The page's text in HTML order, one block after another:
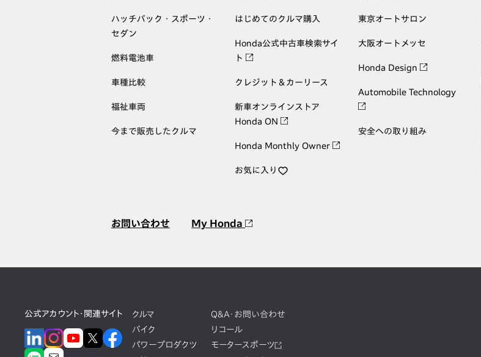
ハッチバック・スポーツ・
セダン
燃料電池車
車種比較
福祉車両
今まで販売したクルマ
はじめてのクルマ購入
Honda公式中古車検索サイ
ト
クレジット＆カーリース
新車オンラインストア
Honda ON
Honda Monthly Owner
お気に入り
東京オートサロン
大阪オートメッセ
Honda Design
Automobile Technology
安全への取り組み
お問い合わせ My Honda
公式アカウント・関連サイト
クルマ
バイク
パワープロダクツ
Q&A・お問い合わせ
リコール
モータースポーツ